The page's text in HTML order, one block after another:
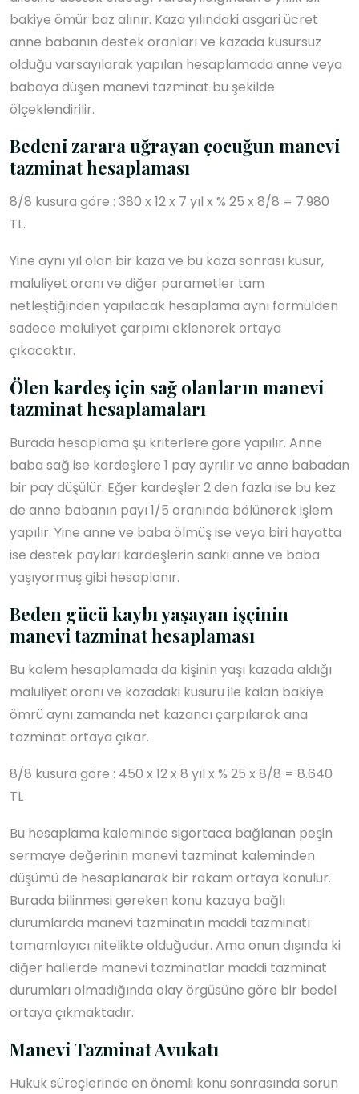
bakiye ömür baz alınır. Kaza yılındaki asgari ücret
anne babanın destek oranları ve kazada kusursuz
olduğu varsayılarak yapılan hesaplamada anne veya
babaya düşen manevi tazminat bu şekilde
ölçeklendirilir.
Bedeni zarara uğrayan çocuğun manevi
tazminat hesaplaması
8/8 kusura göre : 380 x 12 x 7 yıl x % 25 x 8/8 = 7.980
TL.
Yine aynı yıl olan bir kaza ve bu kaza sonrası kusur,
maluliyet oranı ve diğer parametler tam
netleştiğinden yapılacak hesaplama aynı formülden
sadece maluliyet çarpımı eklenerek ortaya
çıkacaktır.
Ölen kardeş için sağ olanların manevi
tazminat hesaplamaları
Burada hesaplama şu kriterlere göre yapılır. Anne
baba sağ ise kardeşlere 1 pay ayrılır ve anne babadan
bir pay düşülür. Eğer kardeşler 2 den fazla ise bu kez
de anne babanın payı 1/5 oranında bölünerek işlem
yapılır. Yine anne ve baba ölmüş ise veya biri hayatta
ise destek payları kardeşlerin sanki anne ve baba
yaşıyormuş gibi hesaplanır.
Beden gücü kaybı yaşayan işçinin
manevi tazminat hesaplaması
Bu kalem hesaplamada da kişinin yaşı kazada aldığı
maluliyet oranı ve kazadaki kusuru ile kalan bakiye
ömrü aynı zamanda net kazancı çarpılarak ana
tazminat ortaya çıkar.
8/8 kusura göre : 450 x 12 x 8 yıl x % 25 x 8/8 = 8.640
TL
Bu hesaplama kaleminde sigortaca bağlanan peşin
sermaye değerinin manevi tazminat kaleminden
düşümü de hesaplanarak bir rakam ortaya konulur.
Burada bilinmesi gereken konu kazaya bağlı
durumlarda manevi tazminatın maddi tazminatı
tamamlayıcı nitelikte olduğudur. Ama onun dışında ki
diğer hallerde manevi tazminatlar maddi tazminat
durumları olmadığında olay örgüsüne göre bir bedel
ortaya çıkmaktadır.
Manevi Tazminat Avukatı
Hukuk süreçlerinde en önemli konu sonrasında sorun